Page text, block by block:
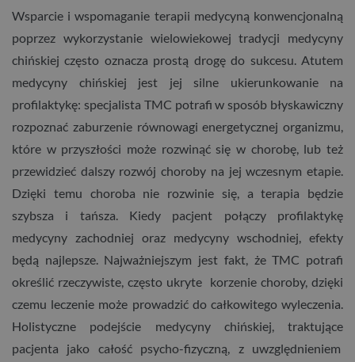
Wsparcie i wspomaganie terapii medycyną konwencjonalną
poprzez wykorzystanie wielowiekowej tradycji medycyny
chińskiej często oznacza prostą drogę do sukcesu. Atutem
medycyny chińskiej jest jej silne ukierunkowanie na
profilaktykę: specjalista TMC potrafi w sposób błyskawiczny
rozpoznać zaburzenie równowagi energetycznej organizmu,
które w przyszłości może rozwinąć się w chorobę, lub też
przewidzieć dalszy rozwój choroby na jej wczesnym etapie.
Dzięki temu choroba nie rozwinie się, a terapia będzie
szybsza i tańsza. Kiedy pacjent połączy profilaktykę
medycyny zachodniej oraz medycyny wschodniej, efekty
będą najlepsze. Najważniejszym jest fakt, że TMC potrafi
określić rzeczywiste, często ukryte korzenie choroby, dzięki
czemu leczenie może prowadzić do całkowitego wyleczenia.
Holistyczne podejście medycyny chińskiej, traktujące
pacjenta jako całość psycho-fizyczną, z uwzględnieniem